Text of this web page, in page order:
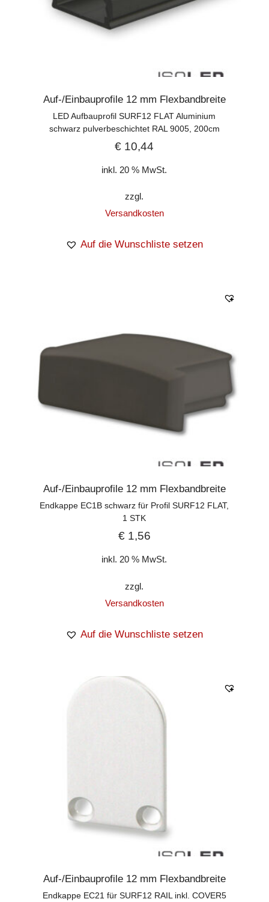
Auf-/Einbauprofile 12 mm Flexbandbreite
LED Aufbauprofil SURF12 FLAT Aluminium
schwarz pulverbeschichtet RAL 9005, 200cm
€ 10,44
inkl. 20 % MwSt.
zzgl.
Versandkosten
Auf die Wunschliste setzen
Auf-/Einbauprofile 12 mm Flexbandbreite
Endkappe EC1B schwarz für Profil SURF12 FLAT,
1 STK
€1,56
inkl. 20 % MwSt.
zzgl.
Versandkosten
Auf die Wunschliste setzen
Auf-/Einbauprofile 12 mm Flexbandbreite
Endkappe EC21 für SURF12 RAIL inkl. COVER5